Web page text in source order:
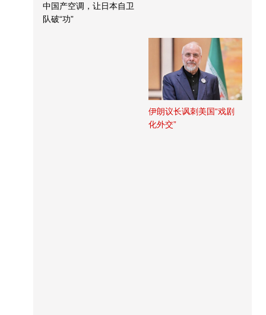
中国产空调，让日本自卫
队破“功”
伊朗议长讽刺美国“戏剧
化外交”